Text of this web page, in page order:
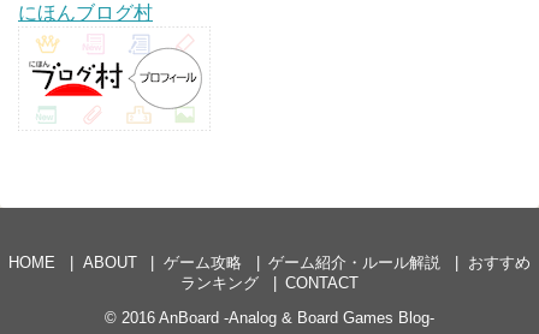
にほんブログ村
HOME ABOUT ゲーム攻略 ゲーム紹介・ルール解説
おすすめ
ランキング
CONTACT
© 2016 AnBoard -Analog & Board Games Blog-